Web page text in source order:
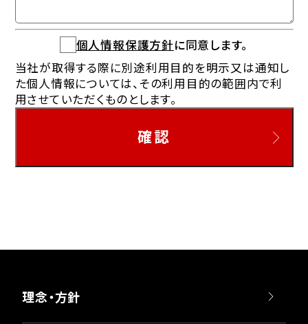
個人情報保護方針に同意します。
当社が取得する際に別途利用目的を明示又は通知し
た個人情報については、その利用目的の範囲内で利
用させていただくものとします。
確認
理念・方針